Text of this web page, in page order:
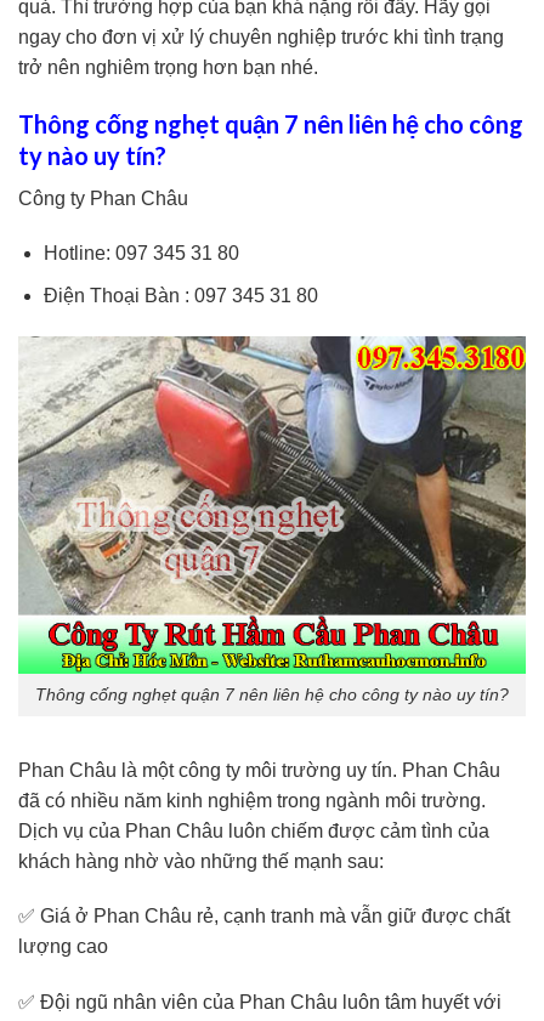
quả. Thì trường hợp của bạn khá nặng rồi đấy. Hãy gọi
ngay cho đơn vị xử lý chuyên nghiệp trước khi tình trạng
trở nên nghiêm trọng hơn bạn nhé.
Thông cống nghẹt quận 7 nên liên hệ cho công
ty nào uy tín?
Công ty Phan Châu
Hotline: 097 345 31 80
Điện Thoại Bàn : 097 345 31 80
Thông cống nghẹt quận 7 nên liên hệ cho công ty nào uy tín?
Phan Châu là một công ty môi trường uy tín. Phan Châu
đã có nhiều năm kinh nghiệm trong ngành môi trường.
Dịch vụ của Phan Châu luôn chiếm được cảm tình của
khách hàng nhờ vào những thế mạnh sau:
✅ Giá ở Phan Châu rẻ, cạnh tranh mà vẫn giữ được chất
lượng cao
✅ Đội ngũ nhân viên của Phan Châu luôn tâm huyết với